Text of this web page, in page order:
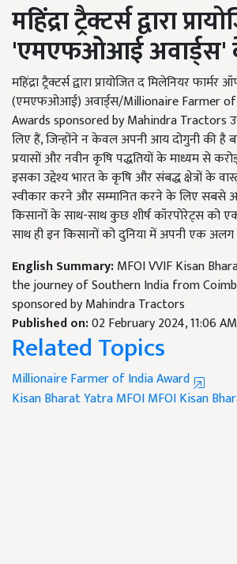
महिंद्रा ट्रैक्टर्स द्वारा
'एमएफओआई अवार्ड्स'
महिंद्रा ट्रैक्टर्स द्वारा प्रायोजित द मिलेनियर फार्मर
(एमएफओआई) अवार्ड्स/Millionaire Farmer of
Awards sponsored by Mahindra Tractors
लिए हैं, जिन्होंने न केवल अपनी आय दोगुनी की
प्रयासों और नवीन कृषि पद्धतियों के माध्यम से
इसका उद्देश्य भारत के कृषि और संबद्ध क्षेत्रों के
स्वीकार करने और सम्मानित करने के लिए सबसे
किसानों के साथ-साथ कुछ शीर्ष कॉरपोरेट्स को
साथ ही इन किसानों को दुनिया में अपनी एक अलग
English Summary:MFOI VVIF Kisan
the journey of Southern India from
sponsored by Mahindra Tractors
Published on:02 February 2024, 11:06
Related Topics
Millionaire Farmer of India Award
Kisan Bharat YatraMFOIMFOI Kisan